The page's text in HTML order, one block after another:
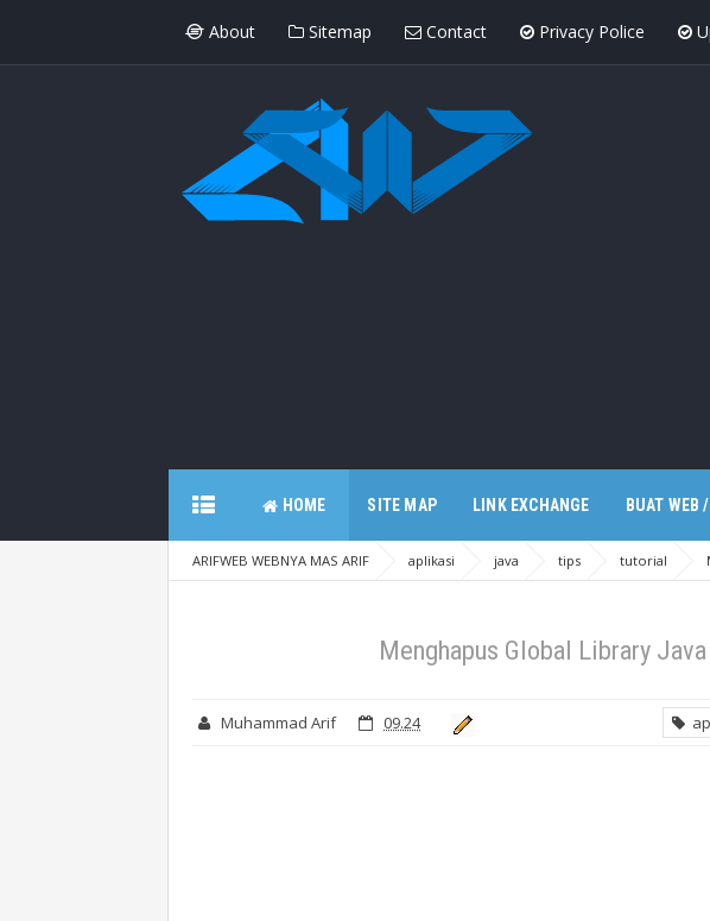
About Sitemap Contact Privacy Police
HOME SITE MAP LINK EXCHANGE BUAT WEB
ARIFWEB WEBNYA MAS ARIF aplikasi java tips tutorial
Menghapus Global Library
Muhammad Arif 09.24